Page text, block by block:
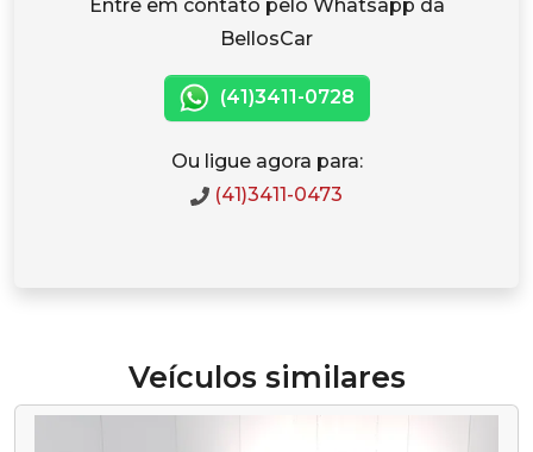
Entre em contato pelo Whatsapp da
BellosCar
(41)3411-0728
Ou ligue agora para:
(41)3411-0473
Veículos similares